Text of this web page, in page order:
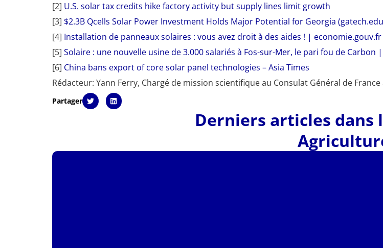
[2] U.S. solar tax credits hike factory activity but supply lines limit growth
[3] $2.3B Qcells Solar Power Investment Holds Major Potential for Georgia
[4] Installation de panneaux solaires : vous avez droit à des aides ! | economie.gouv.fr
[5] Solaire : une nouvelle usine de 3.000 salariés à Fos-sur-Mer, le pari fou de Carbon |
[6] China bans export of core solar panel technologies – Asia Times
Rédacteur: Yann Ferry, Chargé de mission scientifique au Consulat Général de France
Partager
Derniers articles dans